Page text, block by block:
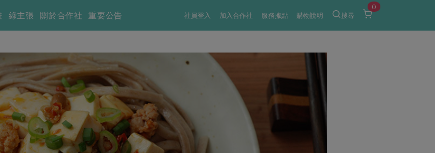
社員登入 加入合作社 服務據點 購物說明 搜尋
0
綠主張 關於合作社 重要公告